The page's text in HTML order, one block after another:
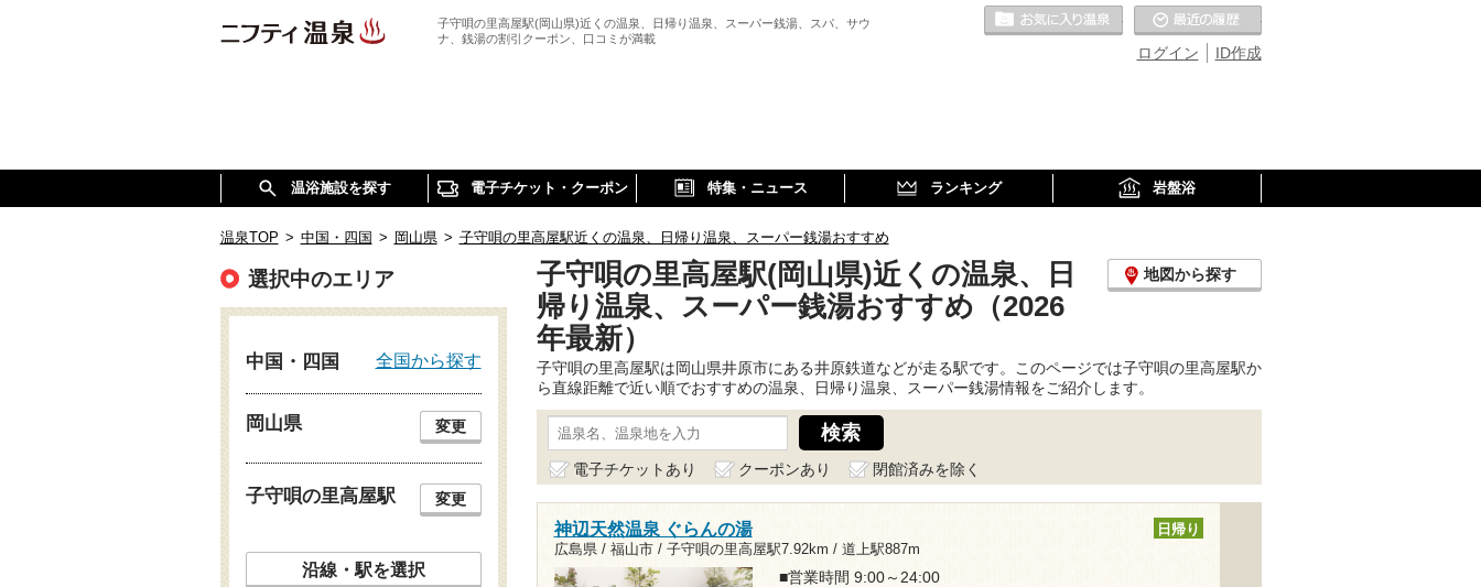
子守唄の里高屋駅(岡山県)近くの温泉、日帰り温泉、スーパー銭湯、スパ、サウ
ナ、銭湯の割引クーポン、口コミが満載
ID作成
ログイン
お気に入りの温泉
温浴施設を探す 電子チケット・クーポン 特集・ニュース ランキング 岩盤浴
温泉TOP > 中国・四国 > 岡山県 > 子守唄の里高屋駅近くの温泉、日帰り温泉、スーパー銭湯おすすめ
子守唄の里高屋駅(岡山県)近くの温泉、日
帰り温泉、スーパー銭湯おすすめ（2026
年最新）
地図から探す
子守唄の里高屋駅は岡山県井原市にある井原鉄道などが走る駅です。このページでは子守唄の里高屋駅か
ら直線距離で近い順でおすすめの温泉、日帰り温泉、スーパー銭湯情報をご紹介します。
電子チケットあり クーポンあり 閉館済みを除く
神辺天然温泉 ぐらんの湯
広島県 / 福山市 / 子守唄の里高屋駅7.92km / 道上駅887m
日帰り
■営業時間 9:00～24:00
選択中のエリア
中国・四国 全国から探す
岡山県 変更
子守唄の里高屋駅 変更
沿線・駅を選択